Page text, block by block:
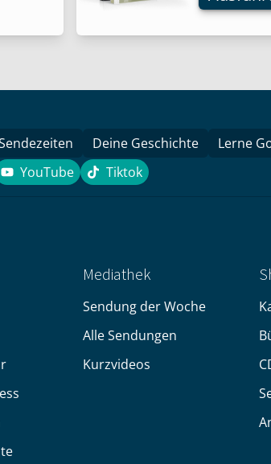
Die
Optionen
der
werden
Deine Geschichte
Lerne
YouTube
YouTube Tiktok
Tiktok
Mediathek
Sendung der Woche
Alle Sendungen
Kurzvideos